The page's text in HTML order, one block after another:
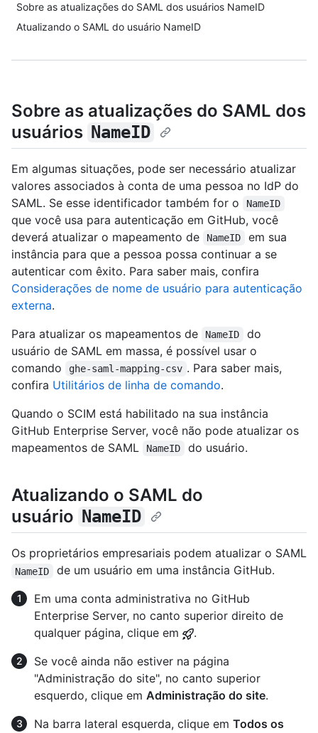
Sobre as atualizações do SAML dos usuários NameID
Atualizando o SAML do usuário NameID
Sobre as atualizações do SAML dos
usuários NameID
Em algumas situações, pode ser necessário atualizar
valores associados à conta de uma pessoa no IdP do
SAML. Se esse identificador também for o
NameID
que você usa para autenticação em GitHub, você
deverá atualizar o mapeamento de
NameID
em sua
instância para que a pessoa possa continuar a se
autenticar com êxito. Para saber mais, confira
Considerações de nome de usuário para autenticação
externa.
Para atualizar os mapeamentos de
NameID
do
usuário de SAML em massa, é possível usar o
comando
ghe-saml-mapping-csv . Para saber mais,
confira Utilitários de linha de comando.
Quando o SCIM está habilitado na sua instância
GitHub Enterprise Server, você não pode atualizar os
mapeamentos de SAML
NameID do usuário.
Atualizando o SAML do
usuário NameID
Os proprietários empresariais podem atualizar o SAML
NameID
de um usuário em uma instância GitHub.
Em uma conta administrativa no GitHub
Enterprise Server, no canto superior direito de
qualquer página, clique em
.
Se você ainda não estiver na página
"Administração do site", no canto superior
esquerdo, clique em Administração do site.
Na barra lateral esquerda, clique em Todos os